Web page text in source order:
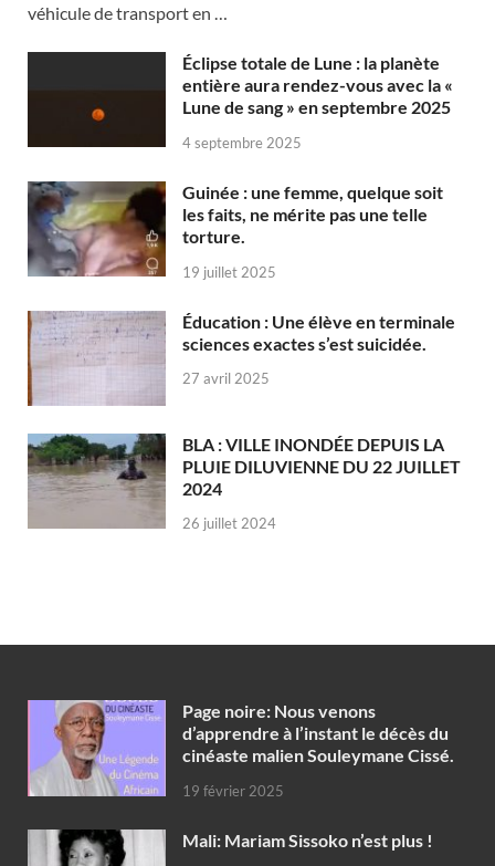
véhicule de transport en …
Éclipse totale de Lune : la planète
entière aura rendez-vous avec la «
Lune de sang » en septembre 2025
4 septembre 2025
Guinée : une femme, quelque soit
les faits, ne mérite pas une telle
torture.
19 juillet 2025
Éducation : Une élève en terminale
sciences exactes s’est suicidée.
27 avril 2025
BLA : VILLE INONDÉE DEPUIS LA
PLUIE DILUVIENNE DU 22 JUILLET
2024
26 juillet 2024
Page noire: Nous venons
d’apprendre à l’instant le décès du
cinéaste malien Souleymane Cissé.
19 février 2025
Mali: Mariam Sissoko n’est plus !